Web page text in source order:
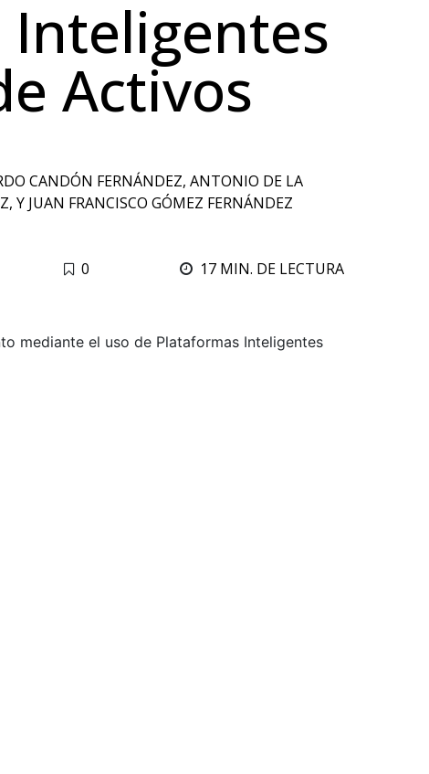
Activos
CANDÓN FERNÁNDEZ, ANTONIO DE LA
Y JUAN FRANCISCO GÓMEZ FERNÁNDEZ
0 17 MIN. DE LECTURA